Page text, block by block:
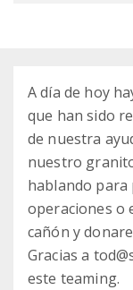
A día de hoy
que han sido
de nuestra
nuestro
hablando
operaciones o
cañón y
Gracias a
este teaming.